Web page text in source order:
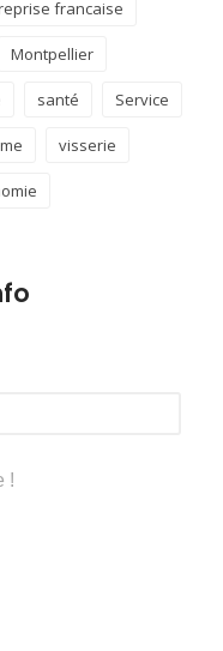
francaise
Montpellier
santé Service
visserie